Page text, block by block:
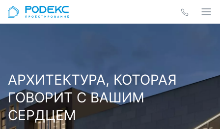
АРХИТЕКТУРА, КОТОРАЯ
ГОВОРИТ С ВАШИМ
СЕРДЦЕМ